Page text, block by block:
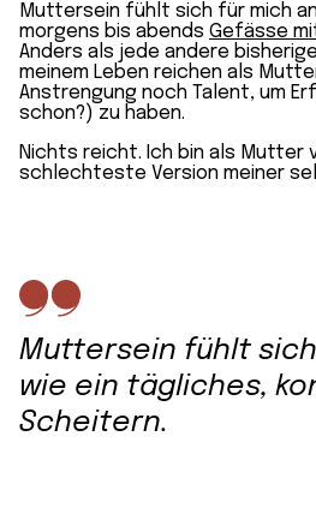
Muttersein fühlt sich für mich
morgens bis abends Gefässe
Anders als jede andere
meinem Leben reichen als
Anstrengung noch Talent, um
schon?) zu haben.
Nichts reicht. Ich bin als Mutter
schlechteste Version meiner
Muttersein fühlt
wie ein tägliches,
Scheitern.